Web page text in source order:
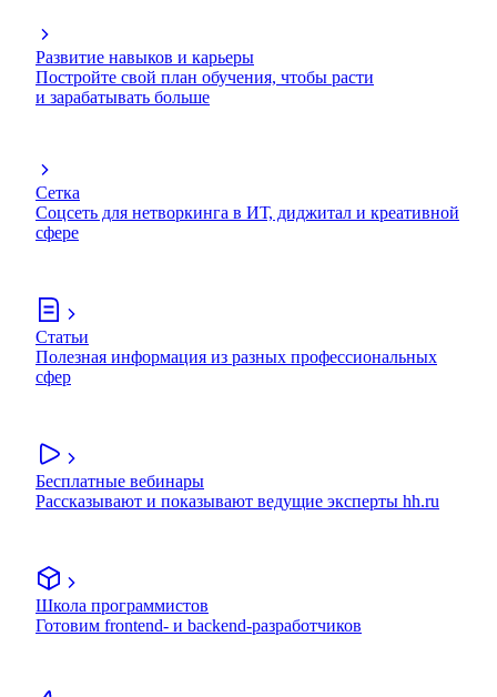
Развитие навыков и карьеры
Постройте свой план обучения, чтобы расти
и зарабатывать больше
Сетка
Соцсеть для нетворкинга в ИТ, диджитал и креативной
сфере
Статьи
Полезная информация из разных профессиональных
сфер
Бесплатные вебинары
Рассказывают и показывают ведущие эксперты hh.ru
Школа программистов
Готовим frontend- и backend-разработчиков